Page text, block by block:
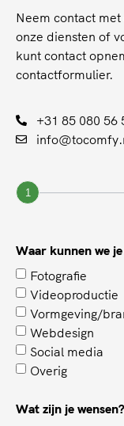
Neem contact
onze diensten of
kunt contact
contactformulier.
+31 85 080 56
1
Waar kunnen we
Fotografie
Videoproductie
Vormgeving/
Webdesign
Social media
Overig
Wat zijn je wensen?